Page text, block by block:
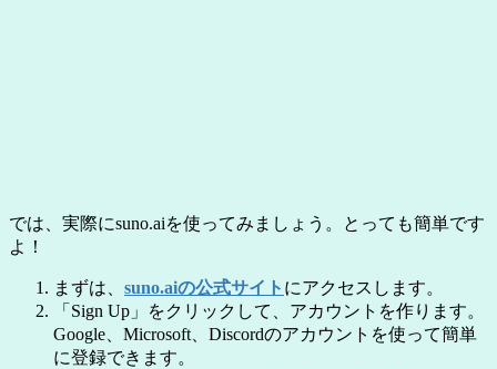
では、実際にsuno.aiを使ってみましょう。とっても簡単です
よ！
まずは、 suno.aiの公式サイト にアクセスします。
「Sign Up」をクリックして、アカウントを作ります。
Google、Microsoft、Discordのアカウントを使って簡単
に登録できます。